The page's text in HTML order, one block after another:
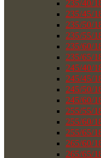
235/40/
235/45/
235/50/
235/55/
235/60/
235/65/
245/40/
245/45/
245/50/
245/60/
255/55/
255/60/
255/65/
265/60/
265/65/